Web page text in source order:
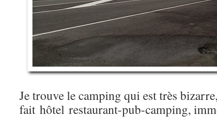
Je trouve le camping qui est très
fait hôtel restaurant-pub-camping,